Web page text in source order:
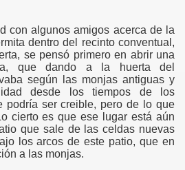
con algunos amigos acerca de la
dentro del recinto conventual,
se pensó primero en abrir una
que dando a la huerta del
según las monjas antiguas y
desde los tiempos de los
podría ser creible, pero de lo que
cierto es que ese lugar está aún
que sale de las celdas nuevas
los arcos de este patio, que en
a las monjas.